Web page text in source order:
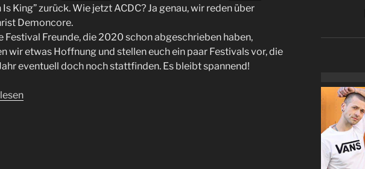
Is King” zurück. Wie jetzt ACDC? Ja genau, wir reden über
Demoncore.
Festival Freunde, die 2020 schon abgeschrieben haben,
wir etwas Hoffnung und stellen euch ein paar Festivals vor, die
eventuell doch noch stattfinden. Es bleibt spannend!